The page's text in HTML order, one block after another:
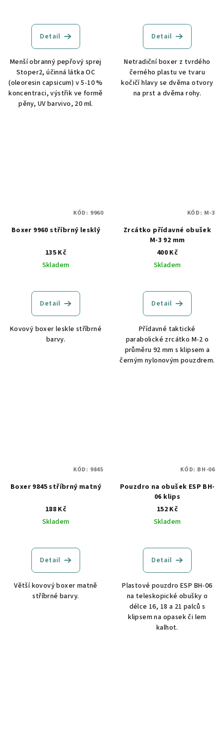
Detail
Menší obranný pepřový sprej
Stoper2, účinná látka OC
(oleoresin capsicum) v 5-10 %
koncentraci, výstřik ve formě
pěny, UV barvivo, 20 ml.
Detail
Netradiční boxer z tvrdého
černého plastu ve tvaru
kočičí hlavy se dvěma otvory
na prst a dvěma rohy.
Boxer 9960 stříbrný lesklý
135 Kč
Skladem
Detail
Kovový boxer leskle stříbrné
barvy.
KÓD: 9960
Zrcátko přídavné obušek
M-3 92 mm
400 Kč
Skladem
Detail
Přídavné taktické
parabolické zrcátko M-2 o
průměru 92 mm s klipsem a
černým nylonovým pouzdrem.
KÓD: M-3
Boxer 9845 stříbrný matný
188 Kč
Skladem
Detail
Větší kovový boxer matně
stříbrné barvy.
KÓD: 9845
Pouzdro na obušek ESP BH-
06 klips
152 Kč
Skladem
Detail
Plastové pouzdro ESP BH-06
na teleskopické obušky o
délce 16, 18 a 21 palců s
klipsem na opasek či lem
kalhot.
KÓD: BH-06